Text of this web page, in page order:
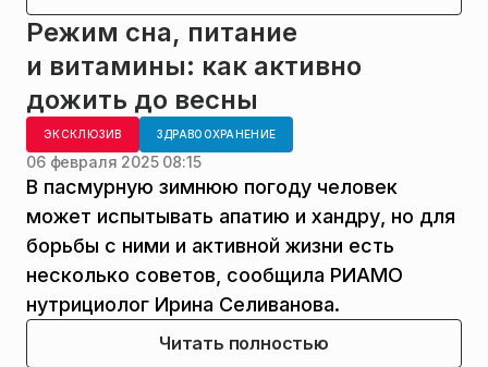
Режим сна, питание
и витамины: как активно
дожить до весны
ЭКСКЛЮЗИВ ЗДРАВООХРАНЕНИЕ
06 февраля 2025 08:15
В пасмурную зимнюю погоду человек
может испытывать апатию и хандру, но для
борьбы с ними и активной жизни есть
несколько советов, сообщила РИАМО
нутрициолог Ирина Селиванова.
Читать полностью